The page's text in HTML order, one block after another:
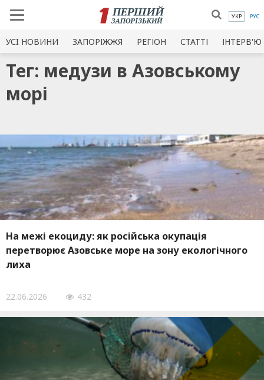
УКР РУС
УСI НОВИНИ ЗАПОРІЖЖЯ РЕГІОН СТАТТІ ІНТЕРВ'Ю
Тег: медузи в Азовському
морі
На межі екоциду: як російська окупація
перетворює Азовське море на зону екологічного
лиха
22.06.2026 432